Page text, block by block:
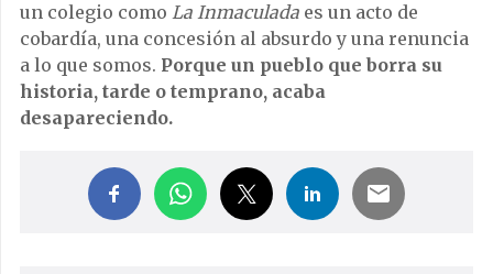
un colegio como La Inmaculada es un acto de
cobardía, una concesión al absurdo y una renuncia
a lo que somos. Porque un pueblo que borra su
historia, tarde o temprano, acaba
desapareciendo.